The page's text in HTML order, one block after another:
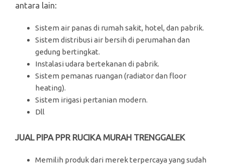
antara lain:
Sistem air panas di rumah sakit, hotel, dan pabrik.
Sistem distribusi air bersih di perumahan dan
gedung bertingkat.
Instalasi udara bertekanan di pabrik.
Sistem pemanas ruangan (radiator dan floor
heating).
Sistem irigasi pertanian modern.
Dll
JUAL PIPA PPR RUCIKA MURAH TRENGGALEK
Memilih produk dari merek terpercaya yang sudah